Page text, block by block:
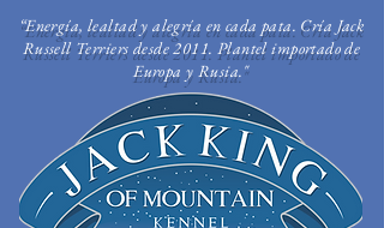
“Energía, lealtad y alegría en cada pata. Cría Jack
Russell Terriers desde 2011. Plantel importado de
Europa y Rusia."